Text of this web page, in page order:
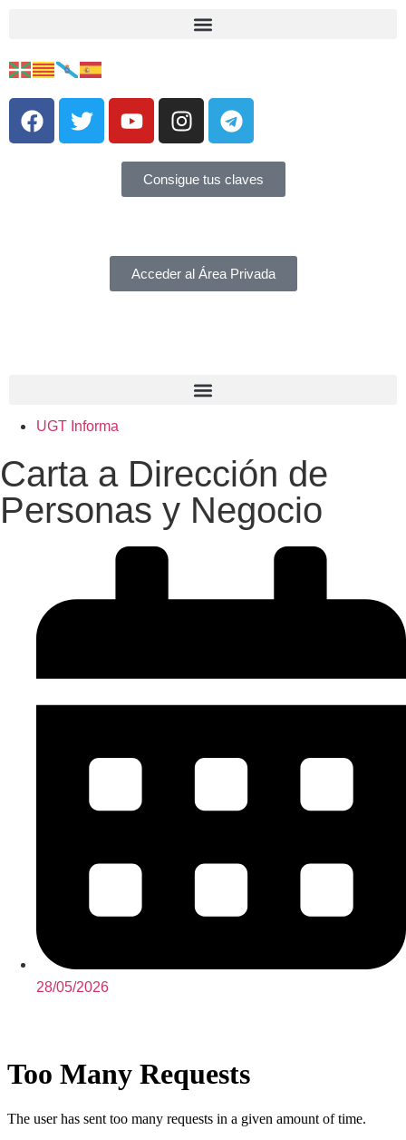
Consigue tus claves
Acceder al Área Privada
UGT Informa
Carta a Dirección de
Personas y Negocio
28/05/2026